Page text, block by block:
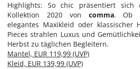
DOWNLOADS
Highlights: So chic präsentiert
Kollektion 2020 von comma. Ob
elegantes Maxikleid oder klassischer
Pieces strahlen Luxus und
Herbst zu täglichen Begleitern.
Mantel, EUR 119,99 (UVP)
Kleid, EUR 139,99 (UVP)